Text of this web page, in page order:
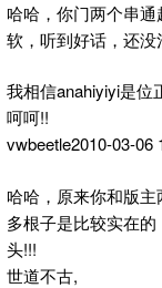
哈哈，你门两个串
软，听到好话，还没
我相信anahiyiyi是位
呵呵!!
vwbeetle2010-03-06
哈哈，原来你和版
多根子是比较实在的
头!!!
世道不古,